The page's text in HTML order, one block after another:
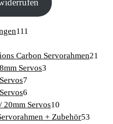
111
Carbon Servorahmen21
Servos3
7
6
Produkte
20mm Servos10
Produkte
+ Zubehör53